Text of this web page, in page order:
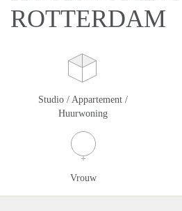
ROTTERDAM
Studio / Appartement /
Huurwoning
Vrouw